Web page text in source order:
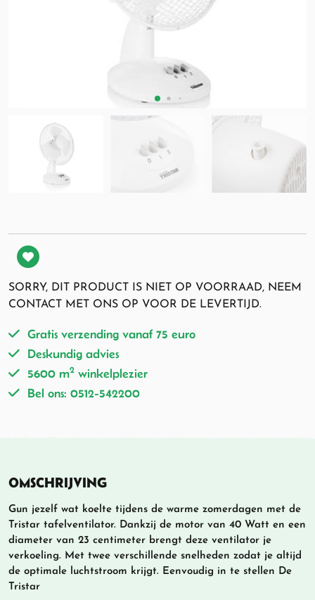
SORRY, DIT PRODUCT IS NIET OP VOORRAAD, NEEM
CONTACT MET ONS OP VOOR DE LEVERTIJD.
Gratis verzending vanaf 75 euro
Deskundig advies
5600 m2 winkelplezier
Bel ons: 0512-542200
OMSCHRIJVING
Gun jezelf wat koelte tijdens de warme zomerdagen met de
Tristar tafelventilator. Dankzij de motor van 40 Watt en een
diameter van 23 centimeter brengt deze ventilator je
verkoeling. Met twee verschillende snelheden zodat je altijd
de optimale luchtstroom krijgt. Eenvoudig in te stellen De
Tristar